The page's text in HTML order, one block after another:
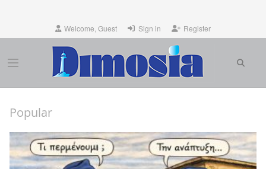
Welcome, Guest Sign in Register
Popular